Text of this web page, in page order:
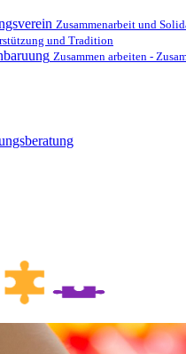
Zusammenarbeit und
und Tradition
Zusammen arbeiten -